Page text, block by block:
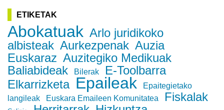
ETIKETAK
Abokatuak Arlo juridikoko
albisteak Aurkezpenak Auzia
Euskaraz Auzitegiko Medikuak
Baliabideak
Bilerak
E-Toolbarra
Elkarrizketa Epaileak
Epaitegietako
langileak
Euskara Emaileen Komunitatea Fiskalak